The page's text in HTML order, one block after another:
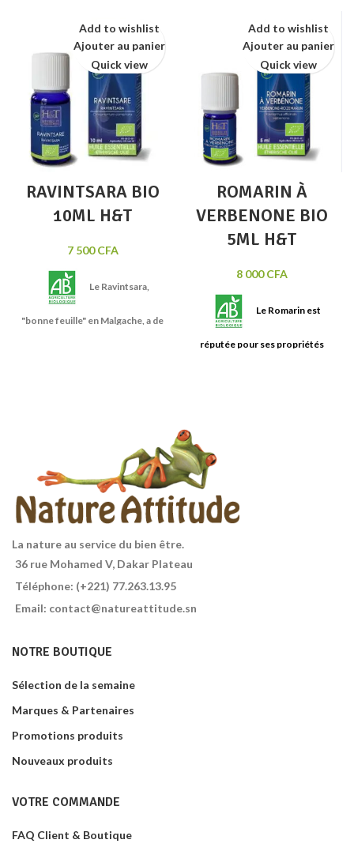
RAVINTSARA BIO
10ML H&T
7 500CFA
Le Ravintsara,
"bonne feuille" en Malgache, a de
Huile essentielle BIO 100% pure
naturelle.
Contenance: 10 ml
Add to wishlist
Ajouter au panier
Quick view
ROMARIN À
VERBENONE BIO
5ML H&T
8 000CFA
Le Romarin est
réputée pour ses propriétés
Add to wishlist
Ajouter au panier
Quick view
La nature au service du bien être.
36 rue Mohamed V, Dakar Plateau
Téléphone: (+221) 77.263.13.95
Email: contact@natureattitude.sn
NOTRE BOUTIQUE
Sélection de la semaine
Marques & Partenaires
Promotions produits
Nouveaux produits
VOTRE COMMANDE
FAQ Client & Boutique